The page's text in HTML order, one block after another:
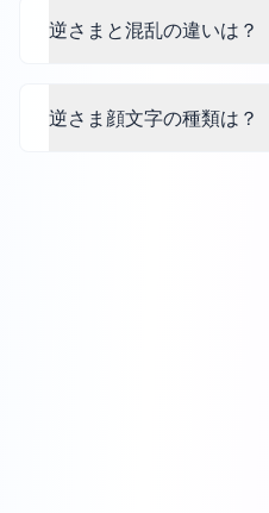
逆さまと混乱の違いは？
逆さま顔文字の種類は？